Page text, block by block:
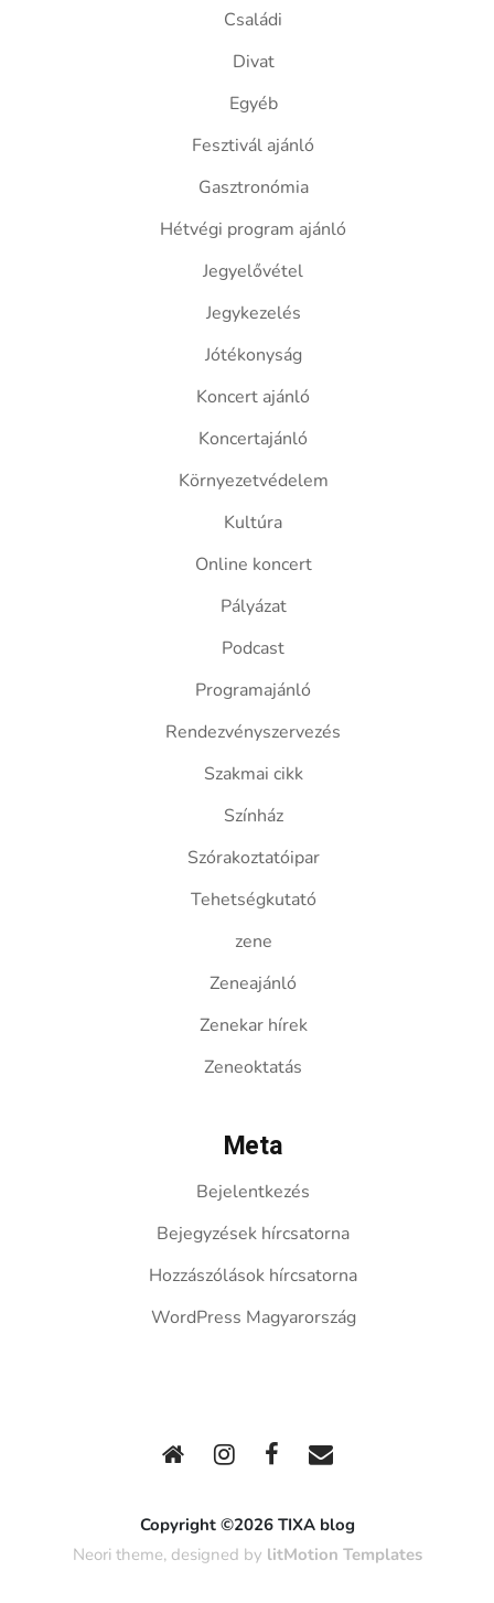
Családi
Divat
Egyéb
Fesztivál ajánló
Gasztronómia
Hétvégi program ajánló
Jegyelővétel
Jegykezelés
Jótékonyság
Koncert ajánló
Koncertajánló
Környezetvédelem
Kultúra
Online koncert
Pályázat
Podcast
Programajánló
Rendezvényszervezés
Szakmai cikk
Színház
Szórakoztatóipar
Tehetségkutató
zene
Zeneajánló
Zenekar hírek
Zeneoktatás
Meta
Bejelentkezés
Bejegyzések hírcsatorna
Hozzászólások hírcsatorna
WordPress Magyarország
Copyright ©2026 TIXA blog
Neori theme, designed by litMotion Templates